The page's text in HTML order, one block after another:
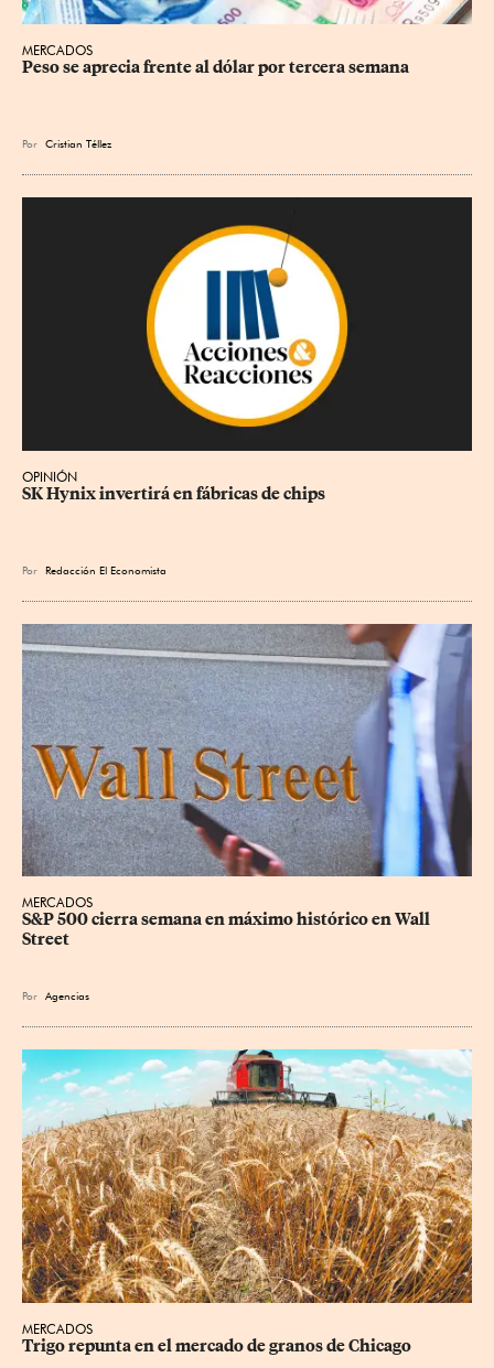
MERCADOS
Peso se aprecia frente al dólar por tercera semana
Por Cristian Téllez
OPINIÓN
SK Hynix invertirá en fábricas de chips
Por Redacción El Economista
MERCADOS
S&P 500 cierra semana en máximo histórico en Wall
Street
Por Agencias
MERCADOS
Trigo repunta en el mercado de granos de Chicago